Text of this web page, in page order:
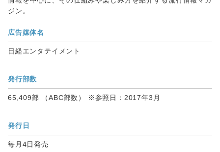
ジン。
広告媒体名
日経エンタテイメント
発行部数
65,409部 （ABC部数） ※参照日：2017年3月
発行日
毎月4日発売